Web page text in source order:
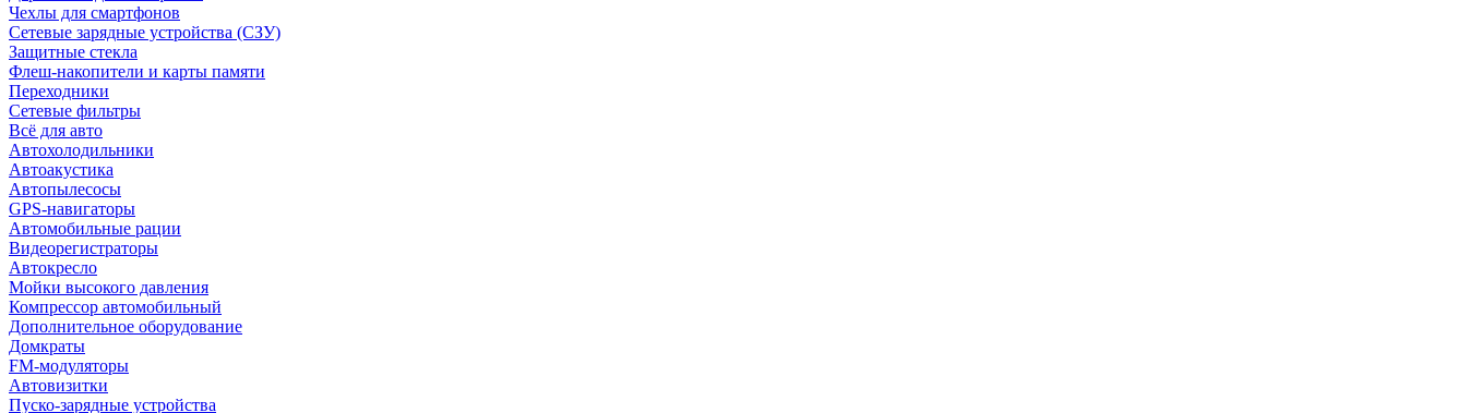
Чехлы для смартфонов
Сетевые зарядные устройства (СЗУ)
Защитные стекла
Флеш-накопители и карты памяти
Переходники
Сетевые фильтры
Всё для авто
Автохолодильники
Автоакустика
Автопылесосы
GPS-навигаторы
Автомобильные рации
Видеорегистраторы
Автокресло
Мойки высокого давления
Компрессор автомобильный
Дополнительное оборудование
Домкраты
FM-модуляторы
Автовизитки
Пуско-зарядные устройства